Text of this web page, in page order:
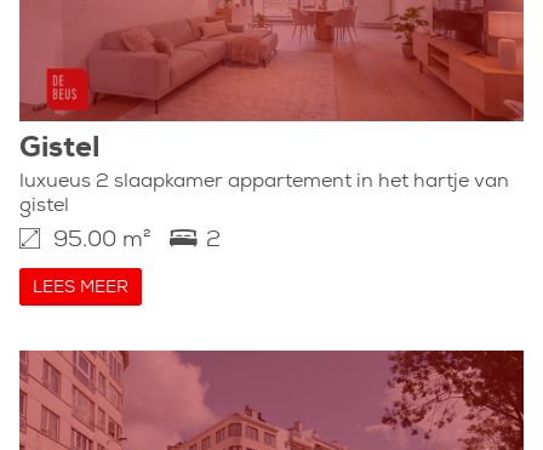
Gistel
luxueus 2 slaapkamer appartement in het hartje van
gistel
95.00 m² 2
LEES MEER